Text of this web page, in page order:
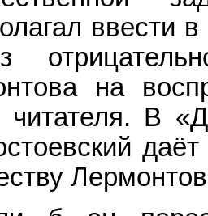
ввести
на
читателя. В